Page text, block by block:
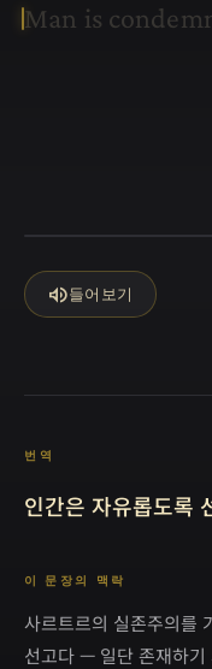
Man is condem
volume_up들어보기
번역
인간은 자유롭도록
이 문장의 맥락
사르트르의 실존주의를
선고다 — 일단 존재하기